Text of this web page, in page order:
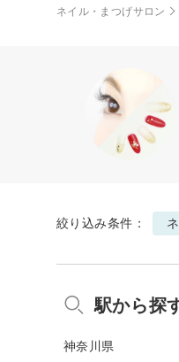
ネイル・まつげサロン
絞り込み条件：
駅から探
神奈川県